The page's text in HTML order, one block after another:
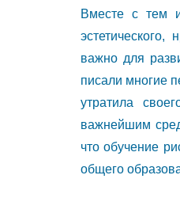
Вместе с тем
важно для
писали многие
утратила
важнейшим
что обучение
общего